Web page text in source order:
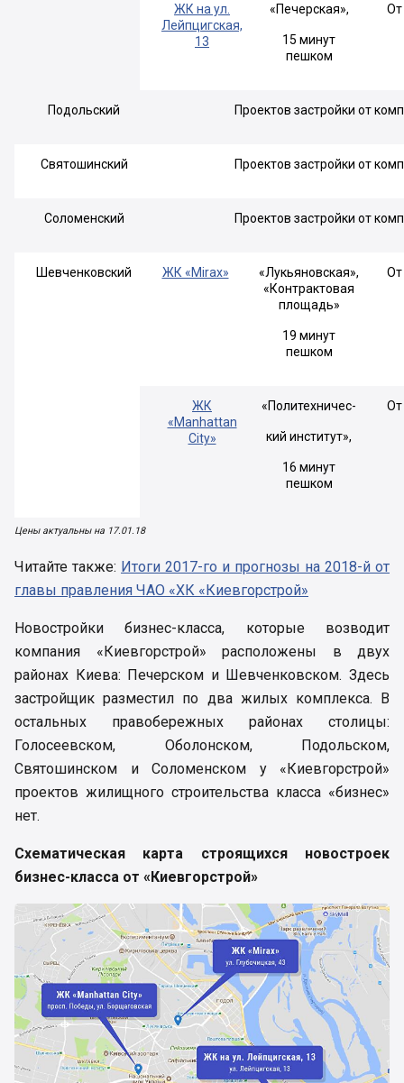
ЖК на ул.
Лейпцигская,
13
«Печерская»,
15 минут
пешком
От
Подольский Проектов застройки от
Святошинский Проектов застройки от
Соломенский Проектов застройки от
Шевченковский ЖК «Mirax»
«Лукьяновская»,
«Контрактовая
площадь»
19 минут
пешком
От
ЖК
«Manhattan
City»
«Политехничес-
кий институт»,
16 минут
пешком
От
Цены актуальны на 17.01.18
Читайте также: Итоги 2017-го и прогнозы на 2018-й от
главы правления ЧАО «ХК «Киевгорстрой»
Новостройки бизнес-класса, которые возводит
компания «Киевгорстрой» расположены в двух
районах Киева: Печерском и Шевченковском. Здесь
застройщик разместил по два жилых комплекса. В
остальных правобережных районах столицы:
Голосеевском, Оболонском, Подольском,
Святошинском и Соломенском у «Киевгорстрой»
проектов жилищного строительства класса «бизнес»
нет.
Схематическая карта строящихся новостроек
бизнес-класса от «Киевгорстрой»